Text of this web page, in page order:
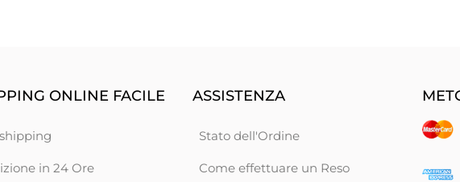
ONLINE FACILE
in 24 Ore
ASSISTENZA
Stato dell'Ordine
Come effettuare un Reso